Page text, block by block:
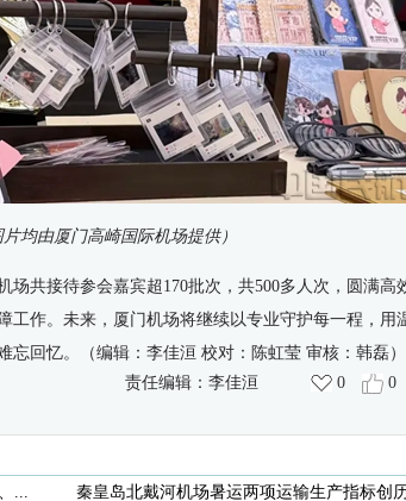
片均由厦门高崎国际机场提供）
场共接待参会嘉宾超170批次 ，共500多人次，圆满高
工作。未来， 厦门机场将继续以专业守护每一程，用
忘回忆。 （编辑：李佳洹 校对：陈虹莹 审核：韩磊）
责任编辑： 李佳洹 0 0
...
秦皇岛北戴河机场暑运两项运输生产指标创